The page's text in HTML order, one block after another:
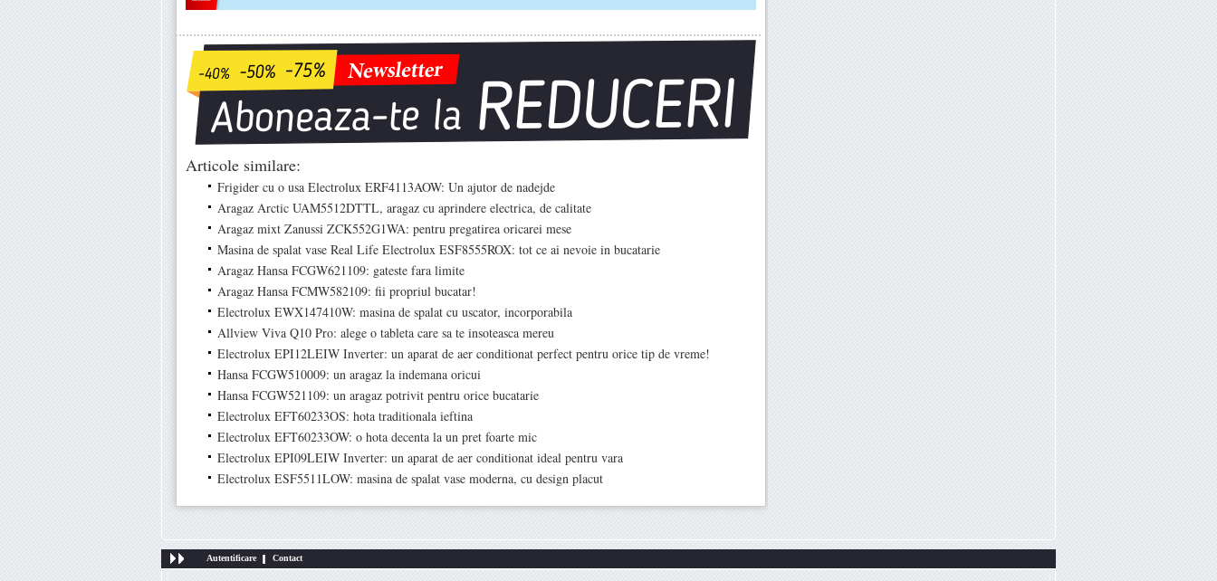
Articole similare:
Frigider cu o usa Electrolux ERF4113AOW: Un ajutor de nadejde
Aragaz Arctic UAM5512DTTL, aragaz cu aprindere electrica, de calitate
Aragaz mixt Zanussi ZCK552G1WA: pentru pregatirea oricarei mese
Masina de spalat vase Real Life Electrolux ESF8555ROX: tot ce ai nevoie in bucatarie
Aragaz Hansa FCGW621109: gateste fara limite
Aragaz Hansa FCMW582109: fii propriul bucatar!
Electrolux EWX147410W: masina de spalat cu uscator, incorporabila
Allview Viva Q10 Pro: alege o tableta care sa te insoteasca mereu
Electrolux EPI12LEIW Inverter: un aparat de aer conditionat perfect pentru orice tip de vreme!
Hansa FCGW510009: un aragaz la indemana oricui
Hansa FCGW521109: un aragaz potrivit pentru orice bucatarie
Electrolux EFT60233OS: hota traditionala ieftina
Electrolux EFT60233OW: o hota decenta la un pret foarte mic
Electrolux EPI09LEIW Inverter: un aparat de aer conditionat ideal pentru vara
Electrolux ESF5511LOW: masina de spalat vase moderna, cu design placut
Autentificare Contact